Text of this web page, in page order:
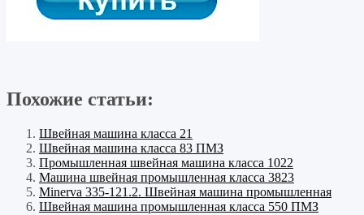
Похожие статьи:
Швейная машина класса 21
Швейная машина класса 83 ПМЗ
Промышленная швейная машина класса 1022
Машина швейная промышленная класса 3823
Minerva 335-121.2. Швейная машина промышленная
Швейная машина промышленная класса 550 ПМЗ